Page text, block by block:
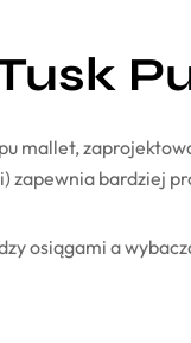
mallet,
zapewnia bardziej
osiągami a